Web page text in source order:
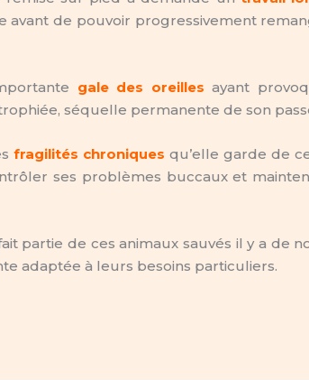
avant de pouvoir progressivement
gale des oreilles ayant
séquelle permanente de son
fragilités chroniques qu’elle garde de
ses problèmes buccaux et
partie de ces animaux sauvés il y a de
adaptée à leurs besoins particuliers.